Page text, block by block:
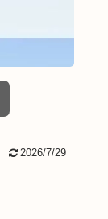
2026/7/29